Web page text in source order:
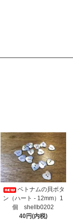
ベトナムの貝ボタ
ン（ハート - 12mm）1
個 shellb0202
40円(内税)